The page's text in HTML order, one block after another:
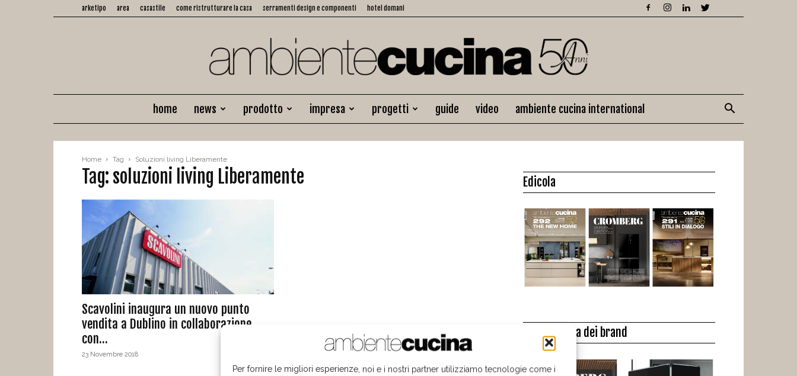
Per fornire le migliori esperienze, noi e i nostri partner utilizziamo tecnologie come i
arketipo area casastile come ristrutturare la casa serramenti design e componenti hotel domani
Ambiente
home news prodotto impresa progetti guide video ambiente cucina international
Home Tag Soluzioni living Liberamente
Tag: soluzioni living Liberamente
Scavolini inaugura un nuovo punto
vendita a Dublino in collaborazione
con...
23 Novembre 2018
Edicola
La biblioteca dei brand